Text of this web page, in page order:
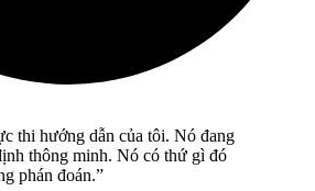
thi hướng dẫn của tôi. Nó đang
thông minh. Nó có thứ gì đó
phán đoán.”